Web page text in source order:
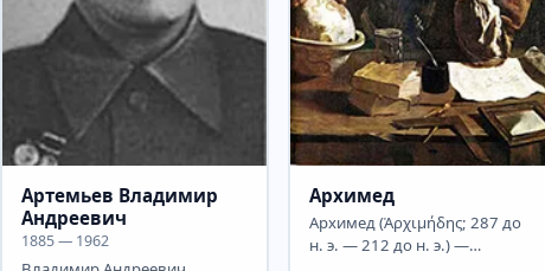
Артемьев Владимир
Андреевич
1885 — 1962
Архимед
Архимед (Ἀρχιμήδης; 287 до
н. э. — 212 до н. э.) —